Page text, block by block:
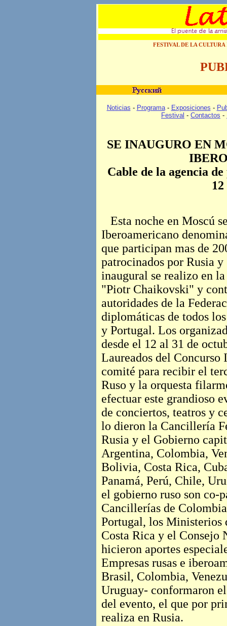
FESTIVAL DE LA
Noticias - Programa- Exposiciones -
Festival - Contactos -
SE INAUGURO EN
Cable de la agencia
Esta noche en Moscú
Iberoamericano
que participan mas de
patrocinados por Rusia
inaugural se realizo en
"Piotr Chaikovski" y
autoridades de la
diplomáticas de todos
y Portugal. Los
desde el 12 al 31 de
Laureados del
comité para recibir el
Ruso y la orquesta
efectuar este grandioso
de conciertos, teatros y
lo dieron la Cancillería
Rusia y el Gobierno
Argentina, Colombia,
Bolivia, Costa Rica,
Panamá, Perú, Chile,
el gobierno ruso son co-
Cancillerías de
Portugal, los Ministerios
Costa Rica y el Consejo
hicieron aportes
Empresas rusas e
Brasil, Colombia,
Uruguay- conformaron
del evento, el que por
realiza en Rusia.